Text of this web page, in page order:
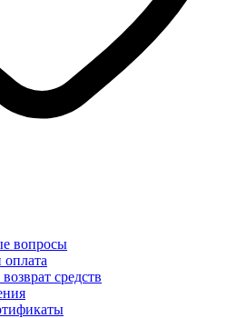
вопросы
средств